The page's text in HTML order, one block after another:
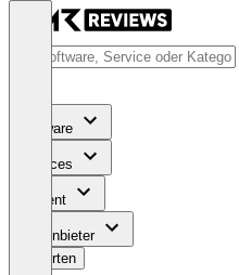
Software
Services
Content
Für Anbieter
Bewerten